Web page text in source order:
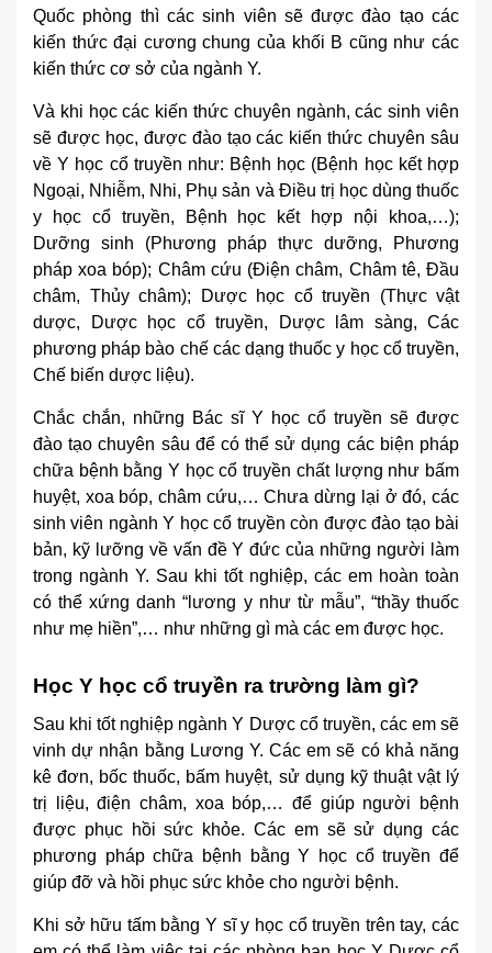
Quốc phòng thì các sinh viên sẽ được đào tạo các
kiến thức đại cương chung của khối B cũng như các
kiến thức cơ sở của ngành Y.
Và khi học các kiến thức chuyên ngành, các sinh viên
sẽ được học, được đào tạo các kiến thức chuyên sâu
về Y học cổ truyền như: Bệnh học (Bệnh học kết hợp
Ngoại, Nhiễm, Nhi, Phụ sản và Điều trị học dùng thuốc
y học cổ truyền, Bệnh học kết hợp nội khoa,…);
Dưỡng sinh (Phương pháp thực dưỡng, Phương
pháp xoa bóp); Châm cứu (Điện châm, Châm tê, Đầu
châm, Thủy châm); Dược học cổ truyền (Thực vật
dược, Dược học cổ truyền, Dược lâm sàng, Các
phương pháp bào chế các dạng thuốc y học cổ truyền,
Chế biến dược liệu).
Chắc chắn, những Bác sĩ Y học cổ truyền sẽ được
đào tạo chuyên sâu để có thể sử dụng các biện pháp
chữa bệnh bằng Y học cổ truyền chất lượng như bấm
huyệt, xoa bóp, châm cứu,… Chưa dừng lại ở đó, các
sinh viên ngành Y học cổ truyền còn được đào tạo bài
bản, kỹ lưỡng về vấn đề Y đức của những người làm
trong ngành Y. Sau khi tốt nghiệp, các em hoàn toàn
có thể xứng danh “lương y như từ mẫu”, “thầy thuốc
như mẹ hiền”,… như những gì mà các em được học.
Học Y học cổ truyền ra trường làm gì?
Sau khi tốt nghiệp ngành Y Dược cổ truyền, các em sẽ
vinh dự nhận bằng Lương Y. Các em sẽ có khả năng
kê đơn, bốc thuốc, bấm huyệt, sử dụng kỹ thuật vật lý
trị liệu, điện châm, xoa bóp,… để giúp người bệnh
được phục hồi sức khỏe. Các em sẽ sử dụng các
phương pháp chữa bệnh bằng Y học cổ truyền để
giúp đỡ và hồi phục sức khỏe cho người bệnh.
Khi sở hữu tấm bằng Y sĩ y học cổ truyền trên tay, các